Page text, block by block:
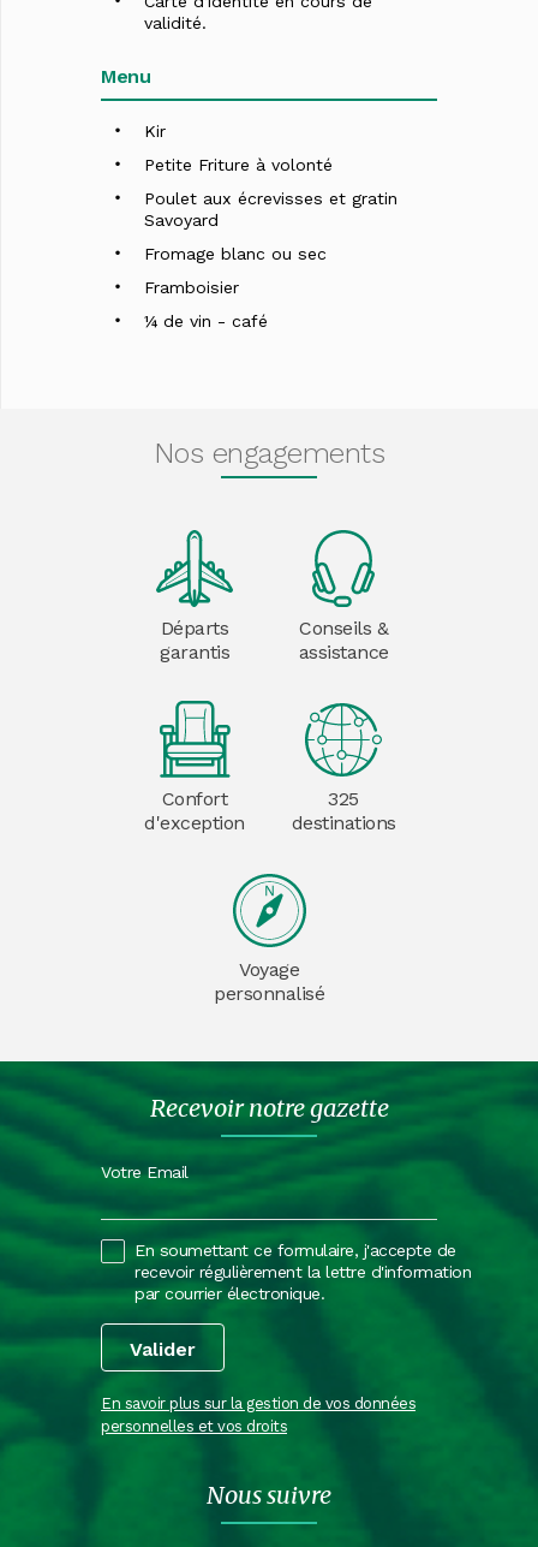
validité.
Menu
Kir
Petite Friture à volonté
Poulet aux écrevisses et gratin
Savoyard
Fromage blanc ou sec
Framboisier
¼ de vin - café
Nos engagements
Départs
garantis
Conseils &
assistance
Confort
d'exception
325
destinations
Voyage
personnalisé
Recevoir notre gazette
Votre Email
En soumettant ce formulaire, j'accepte de
recevoir régulièrement la lettre d'information
par courrier électronique.
En savoir plus sur la gestion de vos données
personnelles et vos droits
Nous suivre